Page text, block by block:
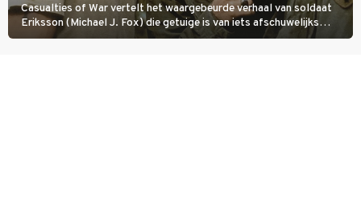
Casualties of War vertelt het waargebeurde verhaal van soldaat
Eriksson (Michael J. Fox) die getuige is van iets afschuwelijks
tijdens de Vietnamoorlog. Hij besluit uit de school te klappen.